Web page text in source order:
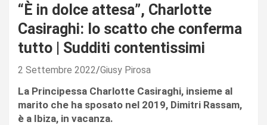
“È in dolce attesa”, Charlotte
Casiraghi: lo scatto che conferma
tutto | Sudditi contentissimi
2 Settembre 2022 Giusy Pirosa
La Principessa Charlotte Casiraghi, insieme al
marito che ha sposato nel 2019, Dimitri Rassam,
è a Ibiza, in vacanza.